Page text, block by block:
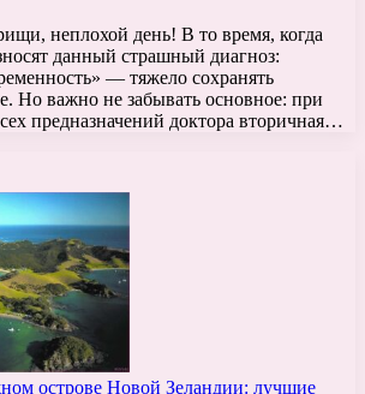
неплохой день! В то время, когда
данный страшный диагноз:
— тяжело сохранять
Но важно не забывать основное: при
предназначений доктора вторичная…
острове Новой Зеландии: лучшие